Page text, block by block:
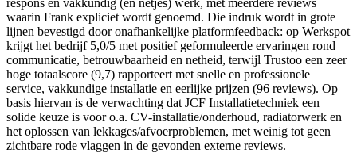
waarin Frank expliciet wordt genoemd. Die indruk wordt in grote
lijnen bevestigd door onafhankelijke platformfeedback: op Werkspot
krijgt het bedrijf 5,0/5 met positief geformuleerde ervaringen rond
communicatie, betrouwbaarheid en netheid, terwijl Trustoo een zeer
hoge totaalscore (9,7) rapporteert met snelle en professionele
service, vakkundige installatie en eerlijke prijzen (96 reviews). Op
basis hiervan is de verwachting dat JCF Installatietechniek een
solide keuze is voor o.a. CV-installatie/onderhoud, radiatorwerk en
het oplossen van lekkages/afvoerproblemen, met weinig tot geen
zichtbare rode vlaggen in de gevonden externe reviews.